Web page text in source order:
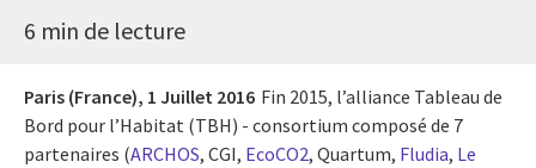
6 min de lecture
Paris (France), 1 Juillet 2016 Fin 2015, l’alliance Tableau de
Bord pour l’Habitat (TBH) - consortium composé de 7
partenaires (ARCHOS, CGI, EcoCO2, Quartum, Fludia, Le